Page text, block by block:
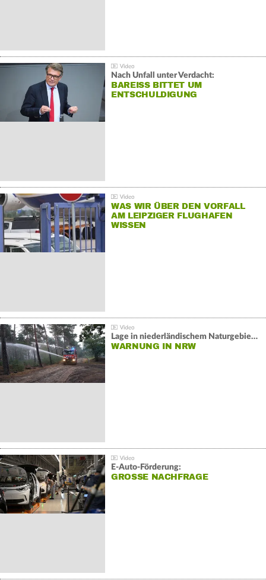
Nach Unfall unter Verdacht:
BAREISS BITTET UM E
NTSCHULDIGUNG
WAS WIR ÜBER DEN VORFALL
AM LEIPZIGER FLUGHAFEN
WISSEN
Lage in niederländischem Naturgebiet stabil
WARNUNG IN NRW
E-Auto-Förderung:
GROSSE NACHFRAGE